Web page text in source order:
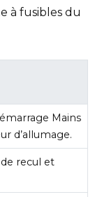
à fusibles du
Mains
d’allumage.
recul et